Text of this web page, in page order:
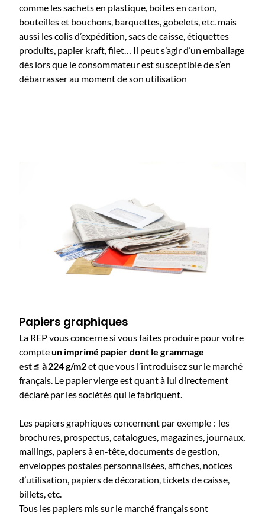
comme les sachets en plastique, boites en carton,
bouteilles et bouchons, barquettes, gobelets, etc. mais
aussi les colis d’expédition, sacs de caisse, étiquettes
produits, papier kraft, filet… Il peut s’agir d’un emballage
dès lors que le consommateur est susceptible de s’en
débarrasser au moment de son utilisation
Papiers graphiques
La REP vous concerne si vous faites produire pour votre
compteun imprimé papier dont le grammage
est ≤ à 224 g/m2et que vous l’introduisez sur le marché
français. Le papier vierge est quant à lui directement
déclaré par les sociétés qui le fabriquent.
Les papiers graphiques concernent par exemple : les
brochures, prospectus, catalogues, magazines, journaux,
mailings, papiers à en-tête, documents de gestion,
enveloppes postales personnalisées, affiches, notices
d’utilisation, papiers de décoration, tickets de caisse,
billets, etc.
Tous les papiers mis sur le marché français sont